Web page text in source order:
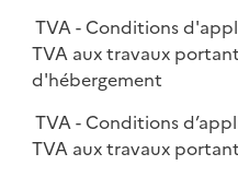
TVA - Conditions
TVA aux travaux
d'hébergement
TVA - Conditions
TVA aux travaux